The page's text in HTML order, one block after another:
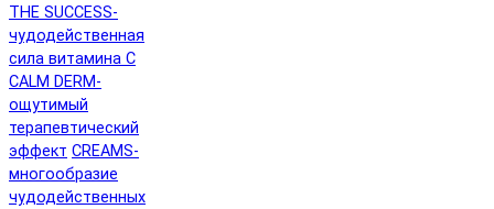
THE SUCCESS-
чудодейственная
сила витамина C
CALM DERM-
ощутимый
терапевтический
эффект CREAMS-
многообразие
чудодейственных